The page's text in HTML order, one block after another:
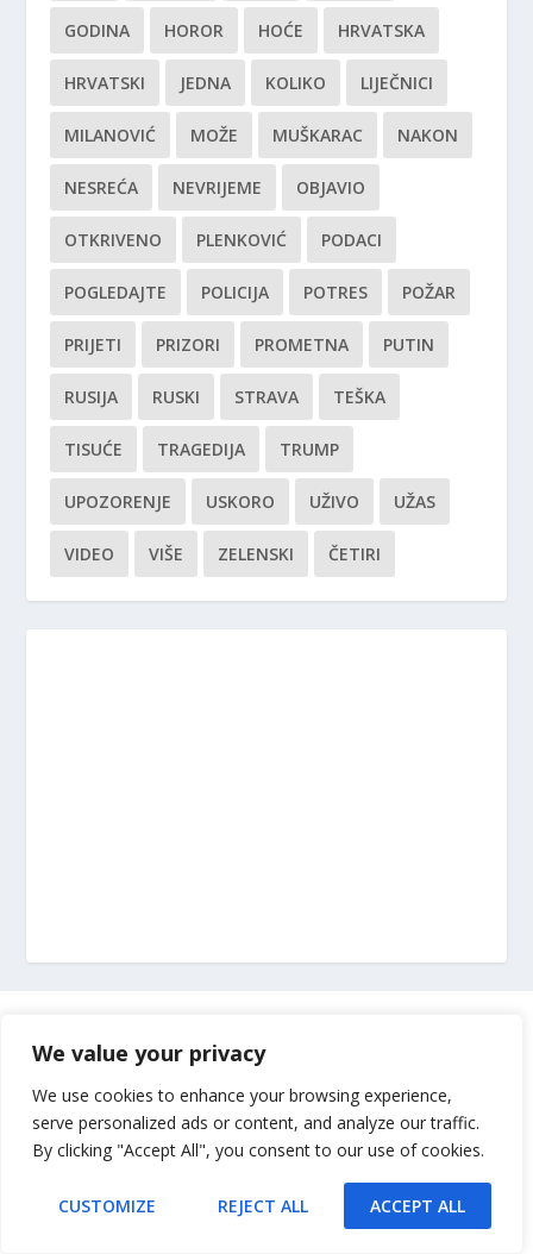
We value your privacy
We use cookies to enhance your browsing experience,
serve personalized ads or content, and analyze our traffic.
By clicking "Accept All", you consent to our use of cookies.
CUSTOMIZE REJECT ALL ACCEPT ALL
GODINA HOROR HOĆE HRVATSKA
HRVATSKI JEDNA KOLIKO LIJEČNICI
MILANOVIĆ MOŽE MUŠKARAC NAKON
NESREĆA NEVRIJEME OBJAVIO
OTKRIVENO PLENKOVIĆ PODACI
POGLEDAJTE POLICIJA POTRES POŽAR
PRIJETI PRIZORI PROMETNA PUTIN
RUSIJA RUSKI STRAVA TEŠKA
TISUĆE TRAGEDIJA TRUMP
UPOZORENJE USKORO UŽIVO UŽAS
VIDEO VIŠE ZELENSKI ČETIRI
Impressum
Uvjeti korištenja
Kontakt